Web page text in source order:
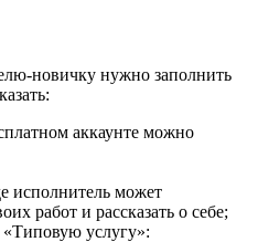
новичку нужно заполнить
аккаунте можно
исполнитель может
работ и рассказать о себе;
услугу»: